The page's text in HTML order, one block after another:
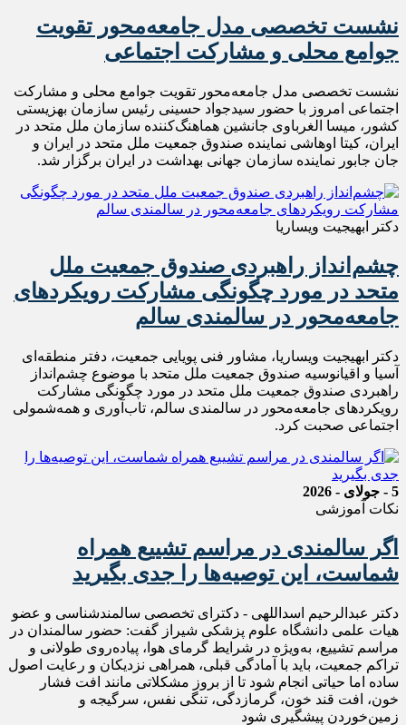
نشست تخصصی مدل جامعه‌محور تقویت
جوامع محلی و مشارکت اجتماعی
نشست تخصصی مدل جامعه‌محور تقویت جوامع محلی و مشارکت
اجتماعی امروز با حضور سیدجواد حسینی رئیس سازمان بهزیستی
کشور، میسا الغرباوی جانشین هماهنگ‌کننده سازمان ملل متحد در
ایران، کیتا اوهاشی نماینده صندوق جمعیت ملل متحد در ایران و
جان جابور نماینده سازمان جهانی بهداشت در ایران برگزار شد.
دکتر ابهیجیت ویساریا
چشم‌انداز راهبردی صندوق جمعیت ملل
متحد در مورد چگونگی مشارکت رویکردهای
جامعه‌محور در سالمندی سالم
دکتر ابهیجیت ویساریا، مشاور فنی پویایی جمعیت، دفتر منطقه‌ای
آسیا و اقیانوسیه صندوق جمعیت ملل متحد با موضوع چشم‌انداز
راهبردی صندوق جمعیت ملل متحد در مورد چگونگی مشارکت
رویکردهای جامعه‌محور در سالمندی سالم، تاب‌آوری و همه‌شمولی
اجتماعی صحبت کرد.
5 - جولای - 2026
نکات آموزشی
اگر سالمندی در مراسم تشییع همراه
شماست، این توصیه‌ها را جدی بگیرید
دکتر عبدالرحیم اسداللهی - دکترای تخصصی سالمندشناسی و عضو
هیات علمی دانشگاه علوم پزشکی شیراز گفت: حضور سالمندان در
مراسم تشییع، به‌ویژه در شرایط گرمای هوا، پیاده‌روی طولانی و
تراکم جمعیت، باید با آمادگی قبلی، همراهی نزدیکان و رعایت اصول
ساده اما حیاتی انجام شود تا از بروز مشکلاتی مانند افت فشار
خون، افت قند خون، گرمازدگی، تنگی نفس، سرگیجه و
زمین‌خوردن پیشگیری شود